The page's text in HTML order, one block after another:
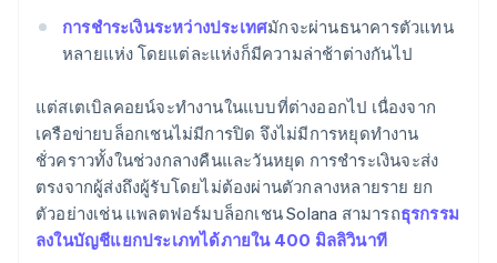
การชำระเงินระหว่างประเทศมักจะผ่านธนาคารตัวแทน
หลายแห่ง โดยแต่ละแห่งก็มีความล่าช้าต่างกันไป
แต่สเตเบิลคอยน์จะทำงานในแบบที่ต่างออกไป เนื่องจาก
เครือข่ายบล็อกเชนไม่มีการปิด จึงไม่มีการหยุดทำงาน
ชั่วคราวทั้งในช่วงกลางคืนและวันหยุด การชำระเงินจะส่ง
ตรงจากผู้ส่งถึงผู้รับโดยไม่ต้องผ่านตัวกลางหลายราย ยก
ตัวอย่างเช่น แพลตฟอร์มบล็อกเชน Solana สามารถธุรกรรม
ลงในบัญชีแยกประเภทได้ภายใน 400 มิลลิวินาที